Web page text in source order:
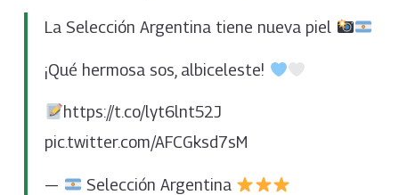
La Selección Argentina tiene nueva piel
¡Qué hermosa sos, albiceleste!
https://t.co/lyt6lnt52J
pic.twitter.com/AFCGksd7sM
—
Selección Argentina